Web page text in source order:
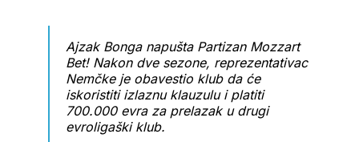
Ajzak Bonga napušta Partizan Mozzart
Bet! Nakon dve sezone, reprezentativac
Nemčke je obavestio klub da će
iskoristiti izlaznu klauzulu i platiti
700.000 evra za prelazak u drugi
evroligaški klub.